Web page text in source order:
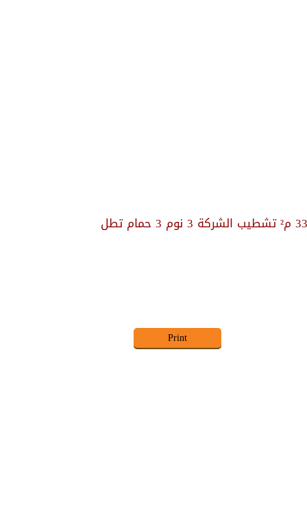
للبيع بمدينتي فيلا نموذج G مساحة الأرض 605 م² مساحة المبانى 333 م² تشطيب الشركة 3 نوم 3 حمام تطل